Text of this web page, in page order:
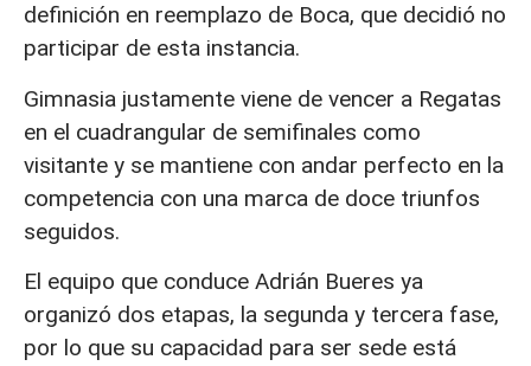
definición en reemplazo de Boca, que decidió no
participar de esta instancia.
Gimnasia justamente viene de vencer a Regatas
en el cuadrangular de semifinales como
visitante y se mantiene con andar perfecto en la
competencia con una marca de doce triunfos
seguidos.
El equipo que conduce Adrián Bueres ya
organizó dos etapas, la segunda y tercera fase,
por lo que su capacidad para ser sede está